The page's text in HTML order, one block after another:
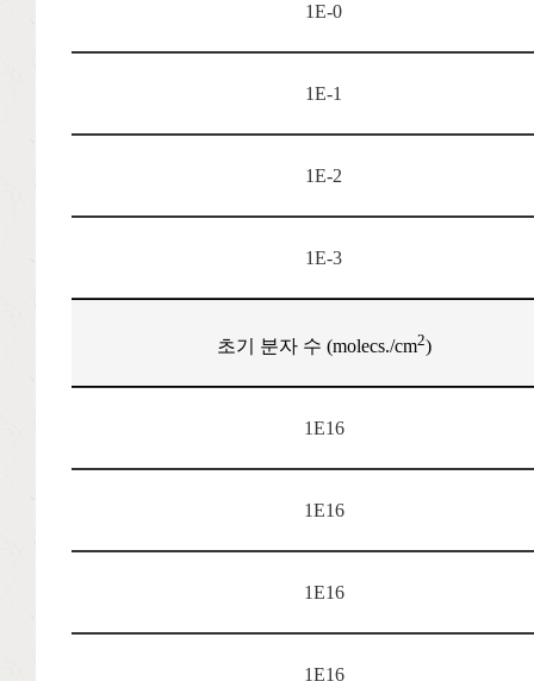
1E-0
1E-1
1E-2
1E-3
초기 분자 수 (molecs./cm2)
1E16
1E16
1E16
1E16